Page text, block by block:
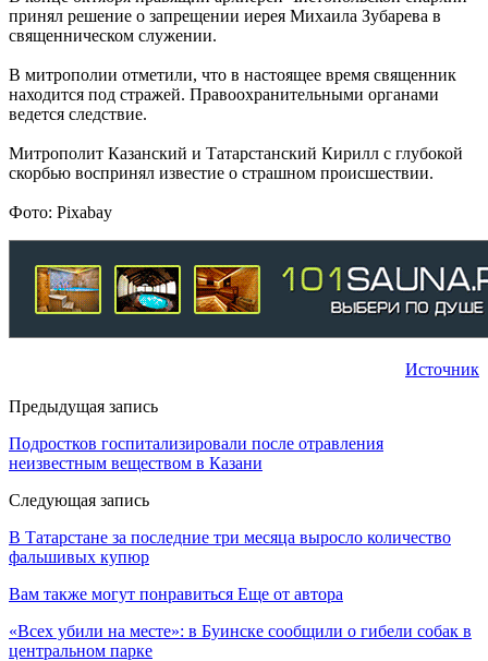
принял решение о запрещении иерея Михаила Зубарева в
священническом служении.
В митрополии отметили, что в настоящее время священник
находится под стражей. Правоохранительными органами
ведется следствие.
Митрополит Казанский и Татарстанский Кирилл с глубокой
скорбью воспринял известие о страшном происшествии.
Фото: Pixabay
Источник
Предыдущая запись
Подростков госпитализировали после отравления
неизвестным веществом в Казани
Следующая запись
В Татарстане за последние три месяца выросло количество
фальшивых купюр
Вам также могут понравиться Еще от автора
«Всех убили на месте»: в Буинске сообщили о гибели собак в
центральном парке